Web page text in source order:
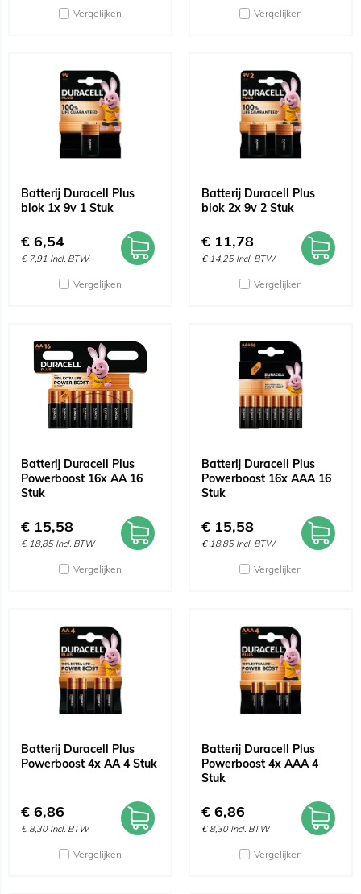
Vergelijken Vergelijken
Batterij Duracell Plus
blok 1x 9v 1 Stuk
€ 6,54
€ 7,91 Incl. BTW
Vergelijken
Batterij Duracell Plus
blok 2x 9v 2 Stuk
€ 11,78
€ 14,25 Incl. BTW
Vergelijken
Batterij Duracell Plus
Powerboost 16x AA 16
Stuk
€ 15,58
€ 18,85 Incl. BTW
Vergelijken
Batterij Duracell Plus
Powerboost 16x AAA 16
Stuk
€ 15,58
€ 18,85 Incl. BTW
Vergelijken
Batterij Duracell Plus
Powerboost 4x AA 4 Stuk
€ 6,86
€ 8,30 Incl. BTW
Vergelijken
Batterij Duracell Plus
Powerboost 4x AAA 4
Stuk
€ 6,86
€ 8,30 Incl. BTW
Vergelijken